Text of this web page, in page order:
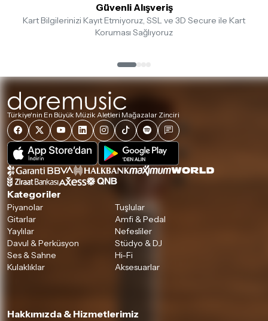
Güvenli Alışveriş
Kart Bilgilerinizi Kayıt Etmiyoruz, SSL ve 3D Secure ile Kart
Koruması Sağlıyoruz
Türkiye'nin En Büyük Müzik Aletleri Mağazalar Zinciri
Kategoriler
Piyanolar
Tuşlular
Gitarlar
Amfi & Pedal
Yaylılar
Nefesliler
Davul & Perküsyon
Stüdyo & DJ
Ses & Sahne
Hi-Fi
Kulaklıklar
Aksesuarlar
Hakkımızda & Hizmetlerimiz